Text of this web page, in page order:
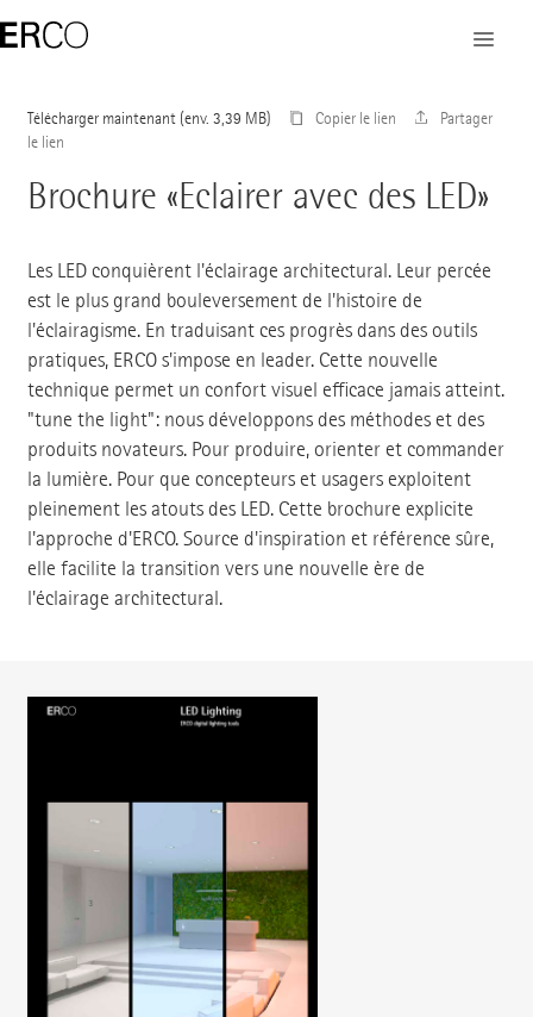
Télécharger maintenant Copier le lien
Partager
le lien
Brochure «Eclairer avec des LED»
Les LED conquièrent l'éclairage architectural. Leur percée
est le plus grand bouleversement de l'histoire de
l'éclairagisme. En traduisant ces progrès dans des outils
pratiques, ERCO s'impose en leader. Cette nouvelle
technique permet un confort visuel efficace jamais atteint.
"tune the light": nous développons des méthodes et des
produits novateurs. Pour produire, orienter et commander
la lumière. Pour que concepteurs et usagers exploitent
pleinement les atouts des LED. Cette brochure explicite
l'approche d'ERCO. Source d'inspiration et référence sûre,
elle facilite la transition vers une nouvelle ère de
l'éclairage architectural.